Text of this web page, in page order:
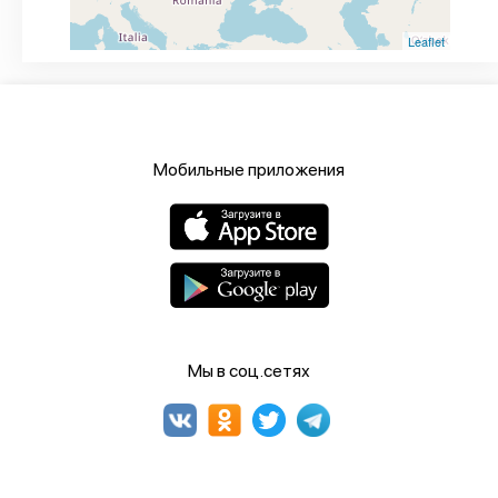
Leaflet
Мобильные приложения
Мы в соц.сетях